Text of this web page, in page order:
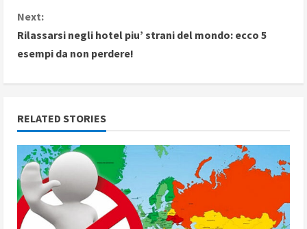
n
t
u
e
R
e
Next:
Rilassarsi negli hotel piu’ strani del mondo: ecco 5
esempi da non perdere!
RELATED STORIES